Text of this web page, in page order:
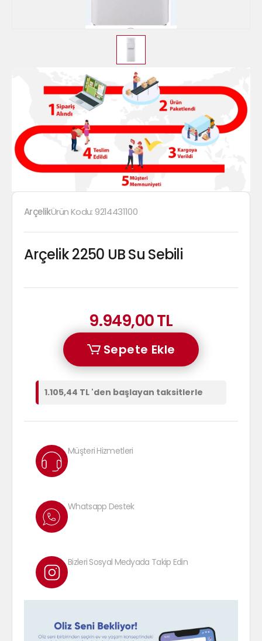
ArçelikÜrün Kodu: 9214431100
Arçelik 2250 UB Su Sebili
9.949,00 TL
Sepete Ekle
1.105,44 TL 'den başlayan taksitlerle
Müşteri Hizmetleri
Whatsapp Destek
Bizleri Sosyal Medyada Takip Edin